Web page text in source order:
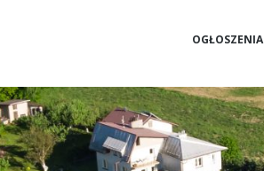
OGŁOSZENIA